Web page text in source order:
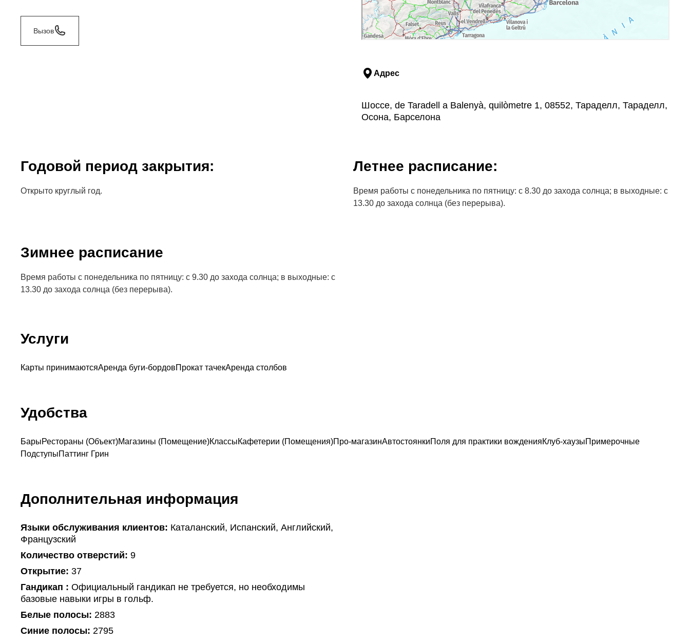
Вызов
Адрес
Шоссе, de Taradell a Balenyà, quilòmetre 1, 08552, Тараделл, Тараделл,
Осона, Барселона
Годовой период закрытия:
Открыто круглый год.
Летнее расписание:
Время работы с понедельника по пятницу: с 8.30 до захода солнца; в выходные: с
13.30 до захода солнца (без перерыва).
Зимнее расписание
Время работы с понедельника по пятницу: с 9.30 до захода солнца; в выходные: с
13.30 до захода солнца (без перерыва).
Услуги
Карты принимаютсяАренда буги-бордовПрокат тачекАренда столбов
Удобства
БарыРестораны (Объект)Магазины (Помещение)КлассыКафетерии (Помещения)Про-магазинАвтостоянкиПоля для практики вожденияКлуб-хаузыПримерочные
ПодступыПаттинг Грин
Дополнительная информация
Языки обслуживания клиентов: Каталанский, Испанский, Английский,
Французский
Количество отверстий: 9
Открытие: 37
Гандикап : Официальный гандикап не требуется, но необходимы
базовые навыки игры в гольф.
Белые полосы: 2883
Синие полосы: 2795